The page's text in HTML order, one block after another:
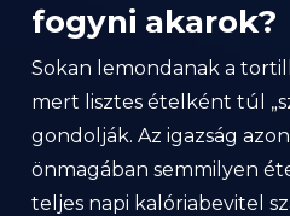
fogyni akarok?
Sokan lemondanak a
mert lisztes ételként túl
gondolják. Az igazság
önmagában semmilyen
teljes napi kalóriabevitel